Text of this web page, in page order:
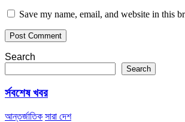
Save my name, email, and website in this
Search
Search
র্সবশেষ খবর
আন্তর্জাতিক সারা দেশ